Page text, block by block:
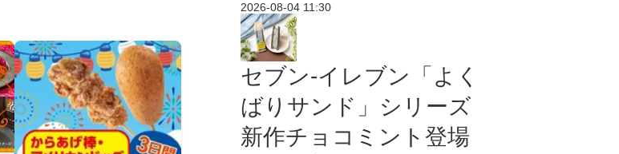
2026-08-04 11:30
セブン‐イレブン「よく
ばりサンド」シリーズ
新作チョコミント登場